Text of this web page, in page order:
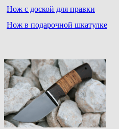
Нож с доской для правки
Нож в подарочной шкатулке